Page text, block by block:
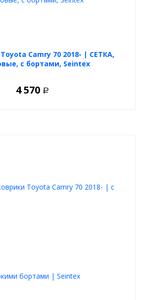
Camry 70 2018- | СЕТКА,
с бортами, Seintex
4 570 Р